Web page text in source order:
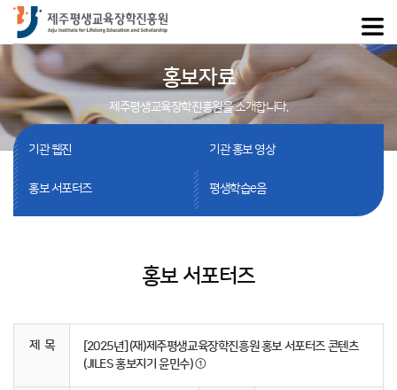
홍보자료
제주평생교육장학진흥원을 소개합니다.
기관 웹진 기관 홍보 영상
홍보 서포터즈 평생학습e음
홍보 서포터즈
제 목
[2025년] (재)제주평생교육장학진흥원 홍보 서포터즈 콘텐츠
(JILES 홍보지기 윤민수) ①